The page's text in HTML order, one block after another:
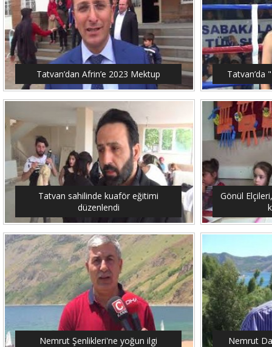
Tatvan’dan Afrin’e 2023 Mektup Tatvan’da
Tatvan sahilinde kuaför eğitimi
düzenlendi
Gönül
Nemrut Şenlikleri'ne yoğun ilgi Nemrut